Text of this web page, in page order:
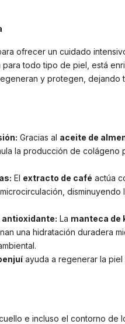
ofrecer un cuidado
todo tipo de piel, está
y protegen, dejando
Gracias al aceite de
la producción de colágeno
El extracto de café actúa
disminuyendo
La manteca de
una hidratación duradera
ayuda a regenerar la piel
e incluso el contorno de